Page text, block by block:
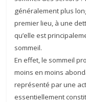
généralement plus
premier lieu, à une
qu’elle est
sommeil.
En effet, le sommeil
moins en moins
représenté par une
essentiellement